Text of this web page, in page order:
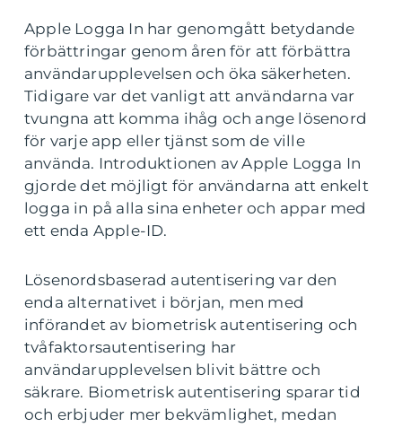
Apple Logga In har genomgått betydande
förbättringar genom åren för att förbättra
användarupplevelsen och öka säkerheten.
Tidigare var det vanligt att användarna var
tvungna att komma ihåg och ange lösenord
för varje app eller tjänst som de ville
använda. Introduktionen av Apple Logga In
gjorde det möjligt för användarna att enkelt
logga in på alla sina enheter och appar med
ett enda Apple-ID.
Lösenordsbaserad autentisering var den
enda alternativet i början, men med
införandet av biometrisk autentisering och
tvåfaktorsautentisering har
användarupplevelsen blivit bättre och
säkrare. Biometrisk autentisering sparar tid
och erbjuder mer bekvämlighet, medan